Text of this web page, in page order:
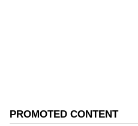
ABOUT THE AUTHOR